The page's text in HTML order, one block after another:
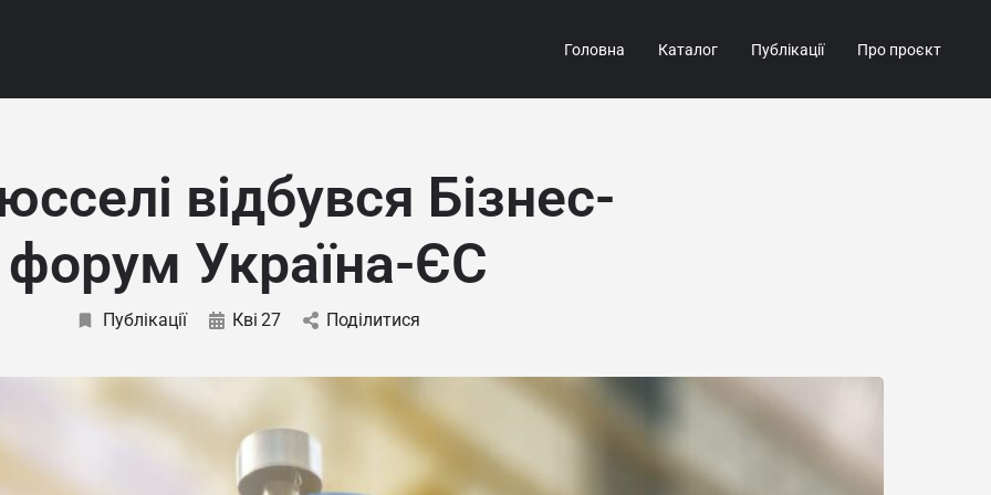
Головна Каталог Публікації Про проєкт
відбувся Бізнес-
форум Україна-ЄС
Публікації Кві 27 Поділитися